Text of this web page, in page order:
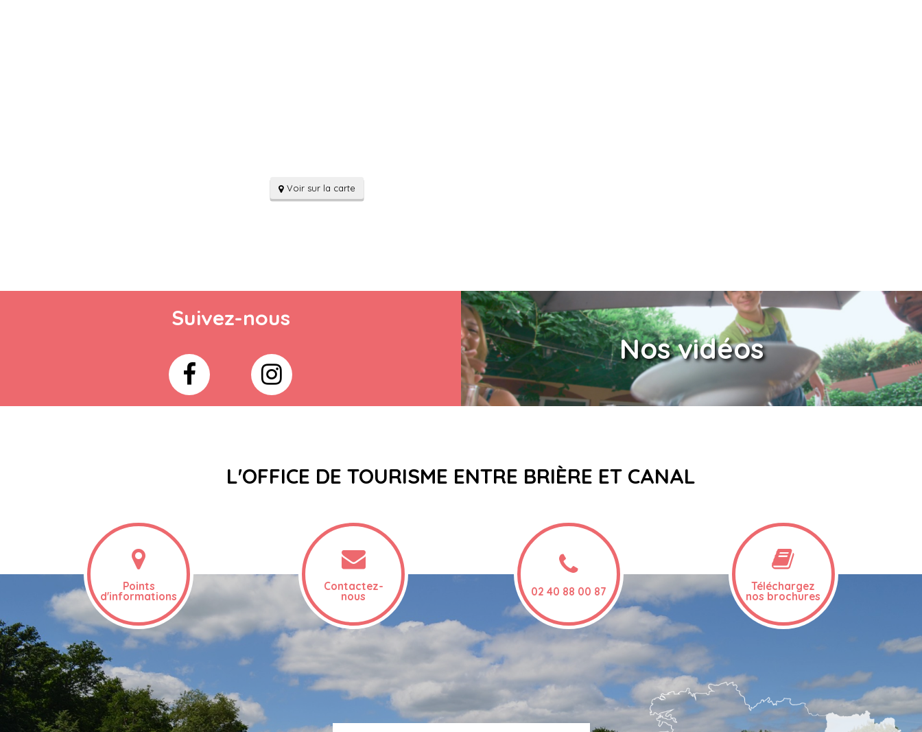
Voir sur la carte
Suivez-nous
Nos vidéos
L'OFFICE DE TOURISME ENTRE BRIÈRE ET CANAL
Points
d'informations
Contactez-
nous 02 40 88 00 87 Téléchargez
nos brochures